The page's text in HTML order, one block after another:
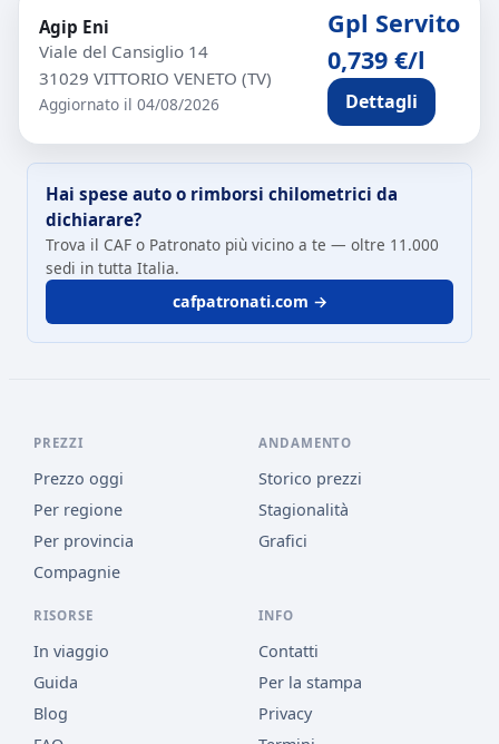
Agip Eni
Viale del Cansiglio 14
31029 VITTORIO VENETO (TV)
Aggiornato il 04/08/2026
Gpl Servito
0,739 €/l
Dettagli
Hai spese auto o rimborsi chilometrici da
dichiarare?
Trova il CAF o Patronato più vicino a te — oltre 11.000
sedi in tutta Italia.
cafpatronati.com →
PREZZI
Prezzo oggi
Per regione
Per provincia
Compagnie
ANDAMENTO
Storico prezzi
Stagionalità
Grafici
RISORSE
In viaggio
Guida
Blog
INFO
Contatti
Per la stampa
Privacy